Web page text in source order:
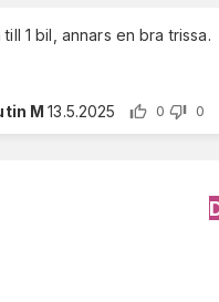
1 bil, annars en bra trissa.
M 13.5.2025 0 0